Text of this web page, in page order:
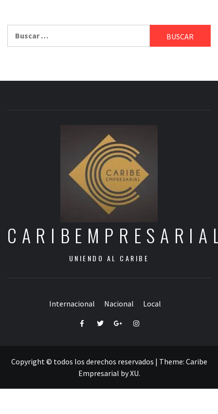
UNIENDO AL CARIBE
Internacional Nacional Local
FacebookTwitterGoogle+Instagram
Copyright © todos los derechos reservados | Theme: Caribe
Empresarial byXU.